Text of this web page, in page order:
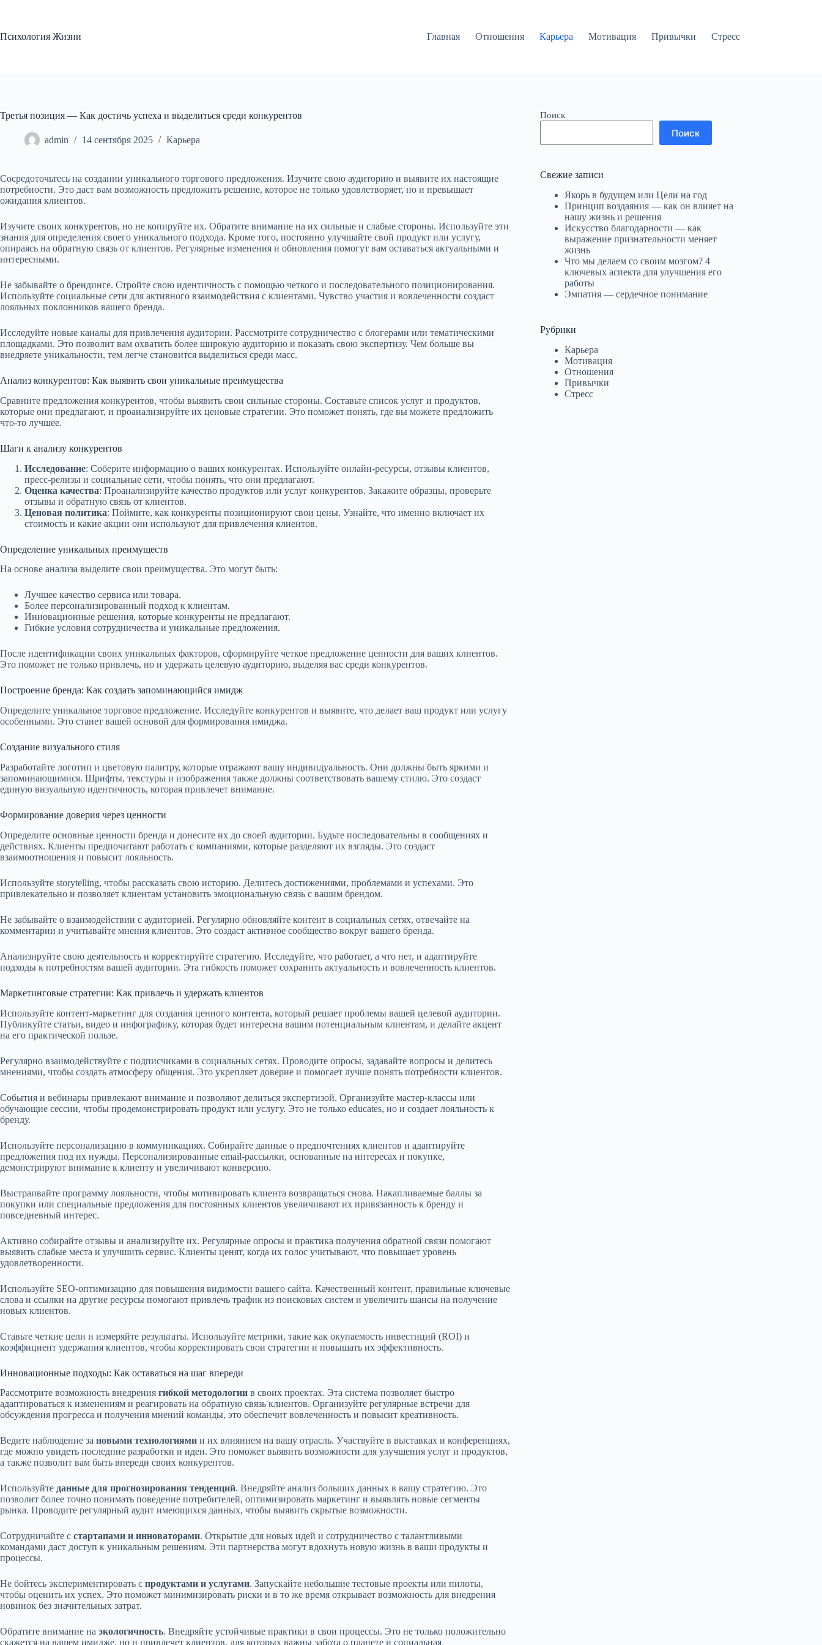
Психология Жизни
Главная Отношения Карьера Мотивация Привычки Стресс
Третья позиция — Как достичь успеха и выделиться среди конкурентов
admin 14 сентября 2025 Карьера
Сосредоточьтесь на создании уникального торгового предложения. Изучите свою аудиторию и выявите их настоящие
потребности. Это даст вам возможность предложить решение, которое не только удовлетворяет, но и превышает
ожидания клиентов.
Изучите своих конкурентов, но не копируйте их. Обратите внимание на их сильные и слабые стороны. Используйте эти
знания для определения своего уникального подхода. Кроме того, постоянно улучшайте свой продукт или услугу,
опираясь на обратную связь от клиентов. Регулярные изменения и обновления помогут вам оставаться актуальными и
интересными.
Не забывайте о брендинге. Стройте свою идентичность с помощью четкого и последовательного позиционирования.
Используйте социальные сети для активного взаимодействия с клиентами. Чувство участия и вовлеченности создаст
лояльных поклонников вашего бренда.
Исследуйте новые каналы для привлечения аудитории. Рассмотрите сотрудничество с блогерами или тематическими
площадками. Это позволит вам охватить более широкую аудиторию и показать свою экспертизу. Чем больше вы
внедряете уникальности, тем легче становится выделиться среди масс.
Анализ конкурентов: Как выявить свои уникальные преимущества
Сравните предложения конкурентов, чтобы выявить свои сильные стороны. Составьте список услуг и продуктов,
которые они предлагают, и проанализируйте их ценовые стратегии. Это поможет понять, где вы можете предложить
что-то лучшее.
Шаги к анализу конкурентов
Исследование: Соберите информацию о ваших конкурентах. Используйте онлайн-ресурсы, отзывы клиентов,
пресс-релизы и социальные сети, чтобы понять, что они предлагают.
Оценка качества: Проанализируйте качество продуктов или услуг конкурентов. Закажите образцы, проверьте
отзывы и обратную связь от клиентов.
Ценовая политика: Поймите, как конкуренты позиционируют свои цены. Узнайте, что именно включает их
стоимость и какие акции они используют для привлечения клиентов.
Определение уникальных преимуществ
На основе анализа выделите свои преимущества. Это могут быть:
Лучшее качество сервиса или товара.
Более персонализированный подход к клиентам.
Инновационные решения, которые конкуренты не предлагают.
Гибкие условия сотрудничества и уникальные предложения.
После идентификации своих уникальных факторов, сформируйте четкое предложение ценности для ваших клиентов.
Это поможет не только привлечь, но и удержать целевую аудиторию, выделяя вас среди конкурентов.
Построение бренда: Как создать запоминающийся имидж
Определите уникальное торговое предложение. Исследуйте конкурентов и выявите, что делает ваш продукт или услугу
особенными. Это станет вашей основой для формирования имиджа.
Создание визуального стиля
Разработайте логотип и цветовую палитру, которые отражают вашу индивидуальность. Они должны быть яркими и
запоминающимися. Шрифты, текстуры и изображения также должны соответствовать вашему стилю. Это создаст
единую визуальную идентичность, которая привлечет внимание.
Формирование доверия через ценности
Определите основные ценности бренда и донесите их до своей аудитории. Будьте последовательны в сообщениях и
действиях. Клиенты предпочитают работать с компаниями, которые разделяют их взгляды. Это создаст
взаимоотношения и повысит лояльность.
Используйте storytelling, чтобы рассказать свою историю. Делитесь достижениями, проблемами и успехами. Это
привлекательно и позволяет клиентам установить эмоциональную связь с вашим брендом.
Не забывайте о взаимодействии с аудиторией. Регулярно обновляйте контент в социальных сетях, отвечайте на
комментарии и учитывайте мнения клиентов. Это создаст активное сообщество вокруг вашего бренда.
Анализируйте свою деятельность и корректируйте стратегию. Исследуйте, что работает, а что нет, и адаптируйте
подходы к потребностям вашей аудитории. Эта гибкость поможет сохранить актуальность и вовлеченность клиентов.
Маркетинговые стратегии: Как привлечь и удержать клиентов
Используйте контент-маркетинг для создания ценного контента, который решает проблемы вашей целевой аудитории.
Публикуйте статьи, видео и инфографику, которая будет интересна вашим потенциальным клиентам, и делайте акцент
на его практической пользе.
Регулярно взаимодействуйте с подписчиками в социальных сетях. Проводите опросы, задавайте вопросы и делитесь
мнениями, чтобы создать атмосферу общения. Это укрепляет доверие и помогает лучше понять потребности клиентов.
События и вебинары привлекают внимание и позволяют делиться экспертизой. Организуйте мастер-классы или
обучающие сессии, чтобы продемонстрировать продукт или услугу. Это не только educates, но и создает лояльность к
бренду.
Используйте персонализацию в коммуникациях. Собирайте данные о предпочтениях клиентов и адаптируйте
предложения под их нужды. Персонализированные email-рассылки, основанные на интересах и покупке,
демонстрируют внимание к клиенту и увеличивают конверсию.
Выстраивайте программу лояльности, чтобы мотивировать клиента возвращаться снова. Накапливаемые баллы за
покупки или специальные предложения для постоянных клиентов увеличивают их привязанность к бренду и
повседневный интерес.
Активно собирайте отзывы и анализируйте их. Регулярные опросы и практика получения обратной связи помогают
выявить слабые места и улучшить сервис. Клиенты ценят, когда их голос учитывают, что повышает уровень
удовлетворенности.
Используйте SEO-оптимизацию для повышения видимости вашего сайта. Качественный контент, правильные ключевые
слова и ссылки на другие ресурсы помогают привлечь трафик из поисковых систем и увеличить шансы на получение
новых клиентов.
Ставьте четкие цели и измеряйте результаты. Используйте метрики, такие как окупаемость инвестиций (ROI) и
коэффициент удержания клиентов, чтобы корректировать свои стратегии и повышать их эффективность.
Инновационные подходы: Как оставаться на шаг впереди
Рассмотрите возможность внедрения гибкой методологии в своих проектах. Эта система позволяет быстро
адаптироваться к изменениям и реагировать на обратную связь клиентов. Организуйте регулярные встречи для
обсуждения прогресса и получения мнений команды, это обеспечит вовлеченность и повысит креативность.
Ведите наблюдение за новыми технологиями и их влиянием на вашу отрасль. Участвуйте в выставках и конференциях,
где можно увидеть последние разработки и идеи. Это поможет выявить возможности для улучшения услуг и продуктов,
а также позволит вам быть впереди своих конкурентов.
Используйте данные для прогнозирования тенденций. Внедряйте анализ больших данных в вашу стратегию. Это
позволит более точно понимать поведение потребителей, оптимизировать маркетинг и выявлять новые сегменты
рынка. Проводите регулярный аудит имеющихся данных, чтобы выявить скрытые возможности.
Сотрудничайте с стартапами и инноваторами. Открытие для новых идей и сотрудничество с талантливыми
командами даст доступ к уникальным решениям. Эти партнерства могут вдохнуть новую жизнь в ваши продукты и
процессы.
Не бойтесь экспериментировать с продуктами и услугами. Запускайте небольшие тестовые проекты или пилоты,
чтобы оценить их успех. Это поможет минимизировать риски и в то же время открывает возможность для внедрения
новинок без значительных затрат.
Обратите внимание на экологичность. Внедряйте устойчивые практики в свои процессы. Это не только положительно
скажется на вашем имидже, но и привлечет клиентов, для которых важны забота о планете и социальная
Поиск
Поиск
Свежие записи
Якорь в будущем или Цели на год
Принцип воздаяния — как он влияет на
нашу жизнь и решения
Искусство благодарности — как
выражение признательности меняет
жизнь
Что мы делаем со своим мозгом? 4
ключевых аспекта для улучшения его
работы
Эмпатия — сердечное понимание
Рубрики
Карьера
Мотивация
Отношения
Привычки
Стресс